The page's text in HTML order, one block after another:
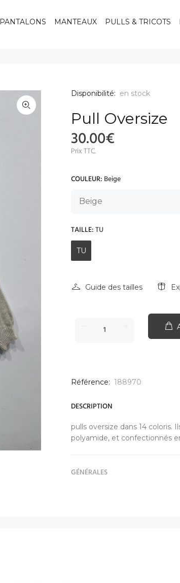
PANTALONS MANTEAUX PULLS & TRICOTS
Disponibilité: en stock
Pull Oversize
30.00€
Prix TTC.
COULEUR: Beige
TAILLE:TU
TU
Guide des tailles
Référence: 188970
DESCRIPTION
pulls oversize dans 14 coloris.
polyamide, et confectionnés
GÉNÉRALES